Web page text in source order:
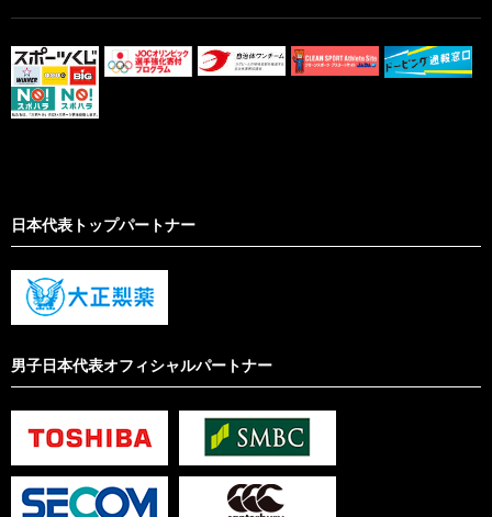
日本代表トップパートナー
男子日本代表オフィシャルパートナー